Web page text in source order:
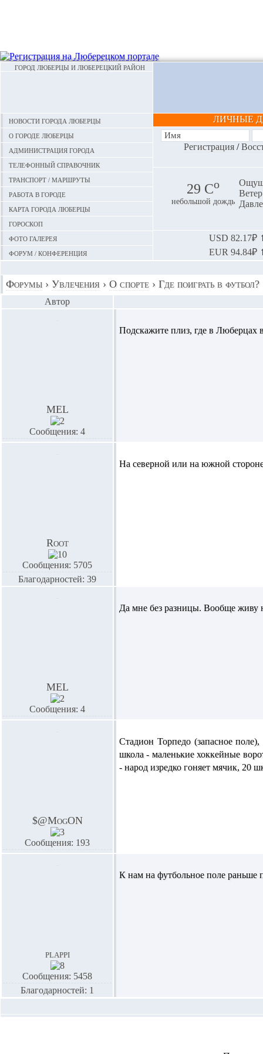
ГОРОД ЛЮБЕРЦЫ И ЛЮБЕРЕЦКИЙ РАЙОН
Новости города Люберцы
О городе Люберцы
Администрация города
Телефонный справочник
Транспорт / маршруты
Работа в городе
Карта города Люберцы
Гороскоп
Фото галерея
Форум / конференция
ЛИЧНЫЕ
Регистрация/
29 Сo
небольшой дождь
USD 82.17₽
EUR 94.84₽
Форумы › Увлечения › О спорте › Где поиграть в футбол?
Автор
MEL
Сообщения: 4
Подскажите плиз, где в Люберцах
Root
Сообщения: 5705
Благодарностей: 39
На северной или на южной
MEL
Сообщения: 4
Да мне без разницы. Вообще живу
$@MogON
Сообщения: 193
Стадион Торпедо (запасное
школа - маленькие хоккейные
- народ изредко гоняет мячик, 20
plappi
Сообщения: 5458
Благодарностей: 1
К нам на футбольное поле раньше